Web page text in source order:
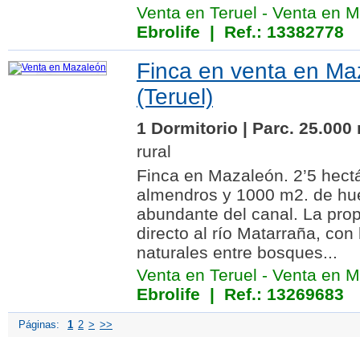
Venta en Teruel - Venta en
Ebrolife | Ref.: 13382778
Finca en venta en
(Teruel)
1 Dormitorio | Parc. 25.000
rural
Finca en Mazaleón. 2’5
almendros y 1000 m2. de
abundante del canal. La
directo al río Matarraña,
naturales entre bosques...
Venta en Teruel - Venta en
Ebrolife | Ref.: 13269683
Páginas: 1 2 > >>